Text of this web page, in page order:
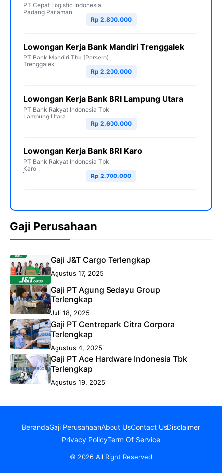
PT Cepat Logistic Indonesia
Padang Pariaman
Rp 2.800.000
Lowongan Kerja Bank Mandiri Trenggalek
PT Bank Mandiri Tbk (Persero)
Trenggalek
Rp 2.200.000
Lowongan Kerja Bank BRI Lampung Utara
PT Bank Rakyat Indonesia Tbk
Lampung Utara
Rp 2.600.000
Lowongan Kerja Bank BRI Karo
PT Bank Rakyat Indonesia Tbk
Karo
Rp 2.700.000
Gaji Perusahaan
Gaji J&T Cargo Terlengkap
Agustus 17, 2025
Gaji PT Agung Sedayu Group
Terlengkap
Juli 18, 2025
Gaji PT Centrepark Citra Corpora
Terlengkap
Agustus 4, 2025
Gaji PT Ace Hardware Indonesia Tbk
Terlengkap
Agustus 19, 2025
BerandaGaji PerusahaanAbout UsContact UsDisclaimer
Privacy PolicyTerm Of Service
© 2026 All Right Reserved